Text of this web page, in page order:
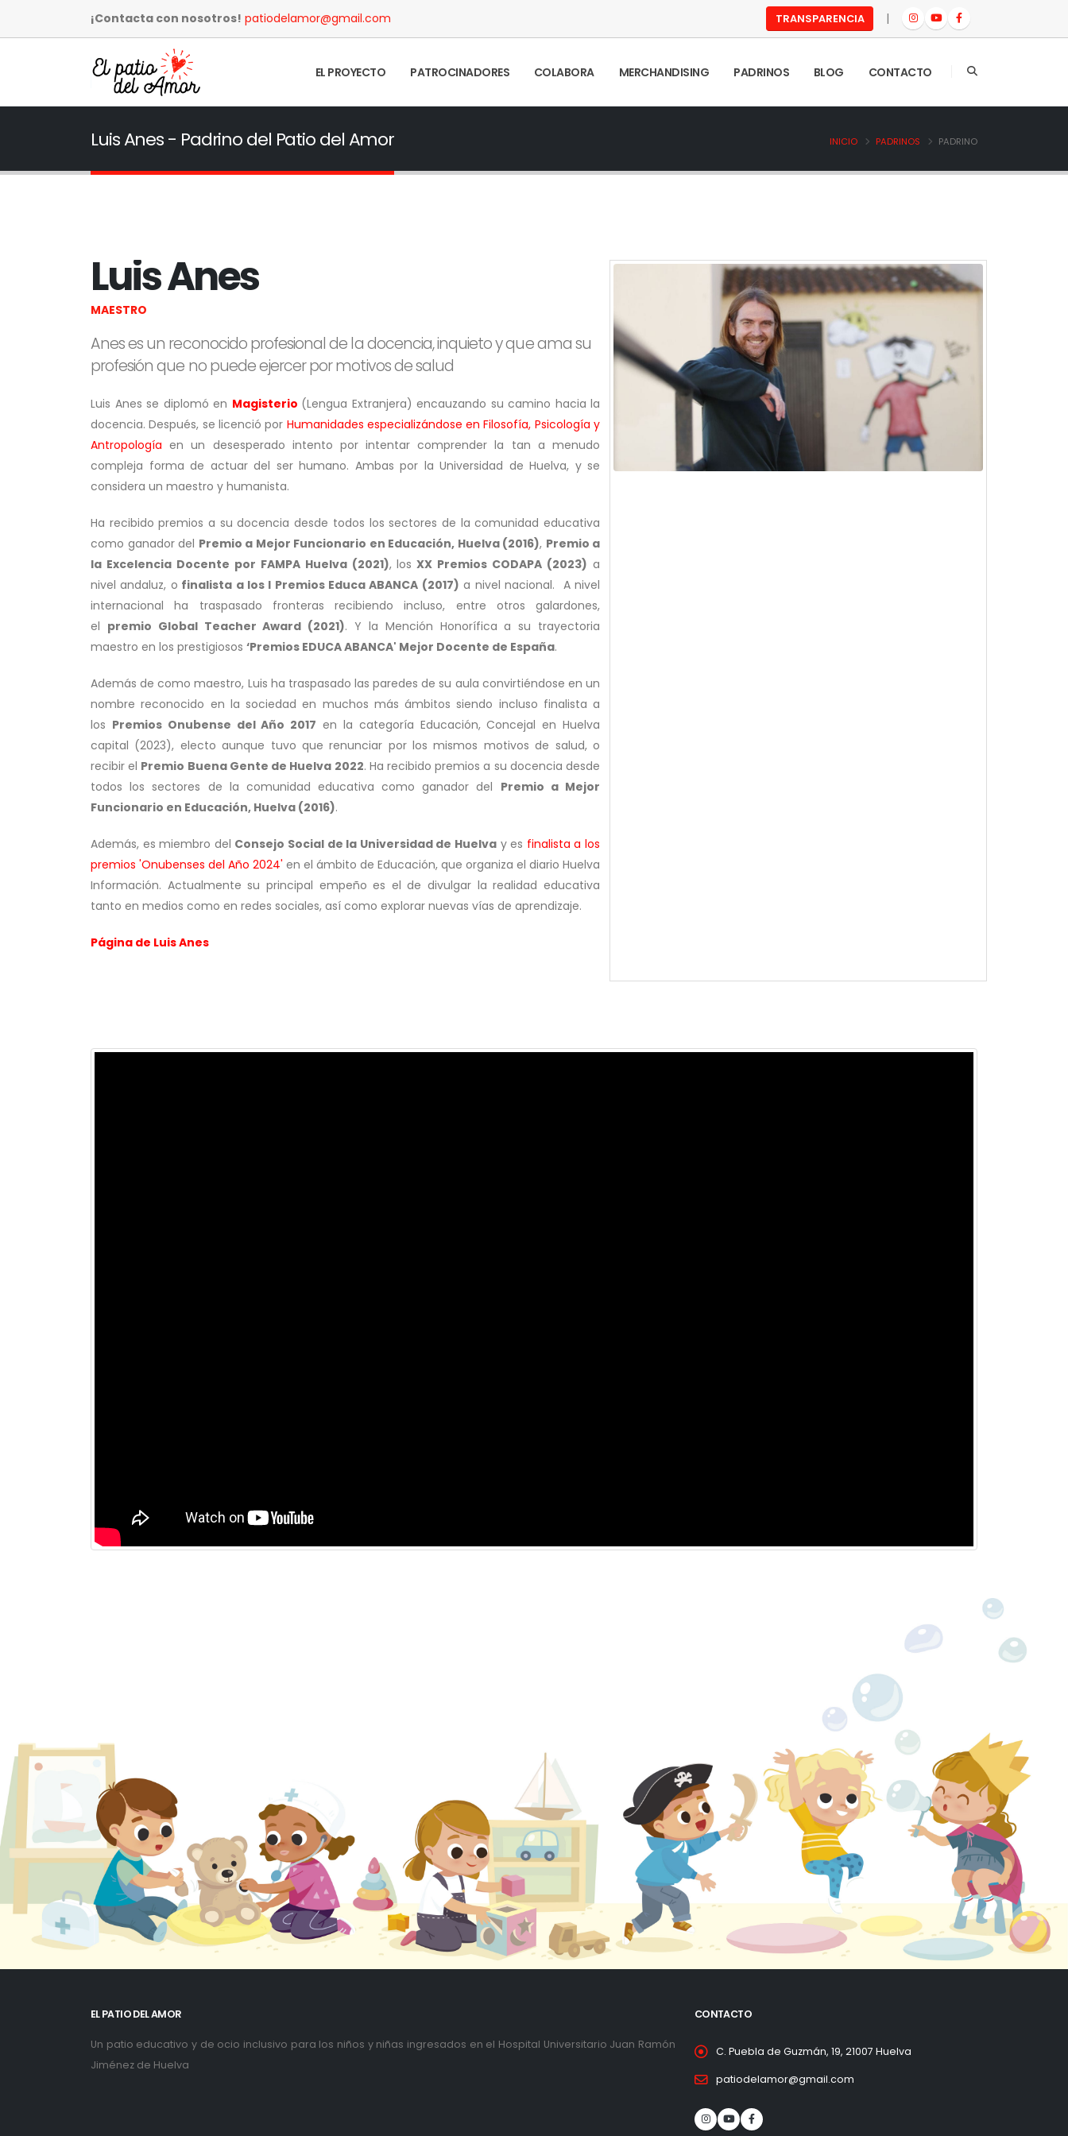
¡Contacta con nosotros! patiodelamor@gmail.com TRANSPARENCIA |
EL PROYECTO PATROCINADORES COLABORA MERCHANDISING PADRINOS BLOG CONTACTO
Luis Anes - Padrino del Patio del Amor INICIO PADRINOS PADRINO
Luis Anes
MAESTRO
Anes es un reconocido profesional de la docencia, inquieto y que ama su
profesión que no puede ejercer por motivos de salud
Luis Anes se diplomó en Magisterio (Lengua Extranjera) encauzando su camino hacia la
docencia. Después, se licenció por Humanidades especializándose en Filosofía, Psicología y
Antropología en un desesperado intento por intentar comprender la tan a menudo
compleja forma de actuar del ser humano. Ambas por la Universidad de Huelva, y se
considera un maestro y humanista.
Ha recibido premios a su docencia desde todos los sectores de la comunidad educativa
como ganador del Premio a Mejor Funcionario en Educación, Huelva (2016), Premio a
la Excelencia Docente por FAMPA Huelva (2021), los XX Premios CODAPA (2023) a
nivel andaluz, o finalista a los I Premios Educa ABANCA (2017) a nivel nacional. A nivel
internacional ha traspasado fronteras recibiendo incluso, entre otros galardones,
el premio Global Teacher Award (2021). Y la Mención Honorífica a su trayectoria
maestro en los prestigiosos ‘Premios EDUCA ABANCA' Mejor Docente de España.
Además de como maestro, Luis ha traspasado las paredes de su aula convirtiéndose en un
nombre reconocido en la sociedad en muchos más ámbitos siendo incluso finalista a
los Premios Onubense del Año 2017 en la categoría Educación, Concejal en Huelva
capital (2023), electo aunque tuvo que renunciar por los mismos motivos de salud, o
recibir el Premio Buena Gente de Huelva 2022. Ha recibido premios a su docencia desde
todos los sectores de la comunidad educativa como ganador del Premio a Mejor
Funcionario en Educación, Huelva (2016).
Además, es miembro del Consejo Social de la Universidad de Huelva y es finalista a los
premios 'Onubenses del Año 2024' en el ámbito de Educación, que organiza el diario Huelva
Información. Actualmente su principal empeño es el de divulgar la realidad educativa
tanto en medios como en redes sociales, así como explorar nuevas vías de aprendizaje.
Página de Luis Anes
EL PATIO DEL AMOR
Un patio educativo y de ocio inclusivo para los niños y niñas ingresados en el Hospital Universitario Juan Ramón
Jiménez de Huelva
CONTACTO
C. Puebla de Guzmán, 19, 21007 Huelva
patiodelamor@gmail.com